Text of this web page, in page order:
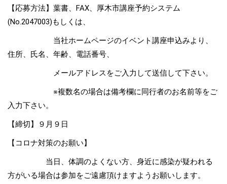
【応募方法】葉書、FAX、厚木市講座予約システム
(No.2047003)もしくは、
当社ホームページのイベント講座申込みより、
住所、氏名、年齢、電話番号、
メールアドレスをご入力して送信して下さい。
※複数名の場合は備考欄に同行者のお名前等をご
入力下さい。
【締切】９月９日
【コロナ対策のお願い】
当日、体調のよくない方、身近に感染が疑われる
方がいる場合は参加をご遠慮頂けますようお願いします。